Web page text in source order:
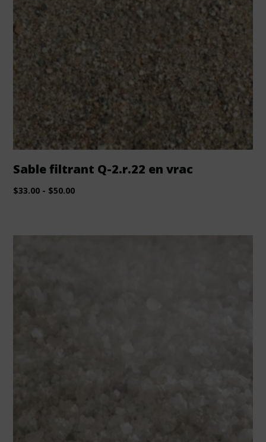
Sable filtrant Q-2.r.22 en vrac
$33.00 - $50.00